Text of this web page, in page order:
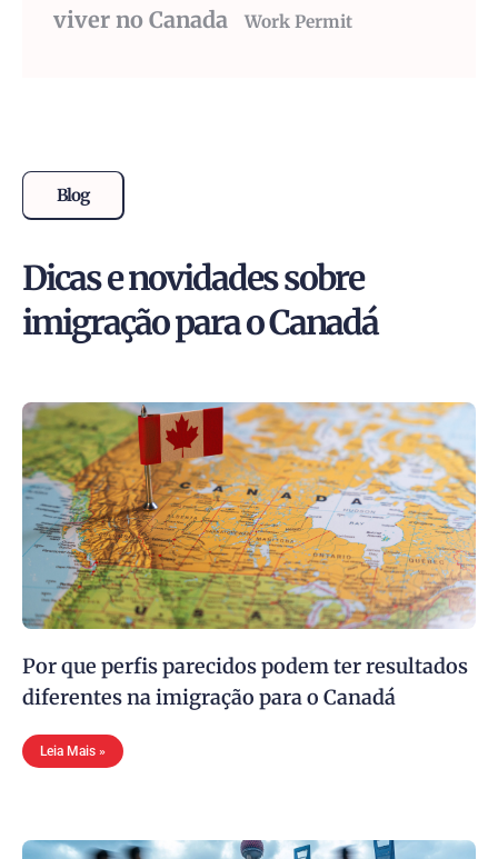
viver no Canada Work Permit
Blog
Dicas e novidades sobre
imigração para o Canadá
Por que perfis parecidos podem ter resultados
diferentes na imigração para o Canadá
Leia Mais »